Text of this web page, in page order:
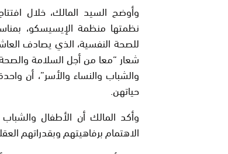
وأوضح السيد المالك، خلال
نظمتها منظمة الإيسيسكو،
للصحة النفسية، الذي يصادف
شعار “معا من أجل السلامة
والشباب والنساء والأسر”، أن
حياتهن.
وأكد المالك أن الأطفال
الاهتمام برفاهيتهم وبقدراتهم